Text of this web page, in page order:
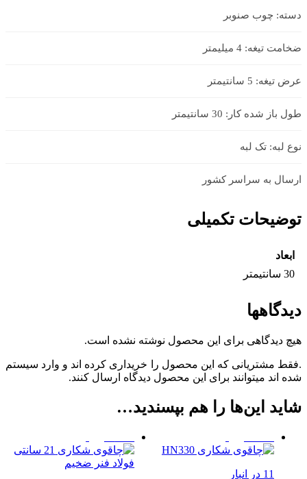
دسته: چوب صنوبر
ضخامت تیغه: 4 میلیمتر
عرض تیغه: 5 سانتیمتر
طول باز شده کار: 30 سانتیمتر
نوع لبه: تک لبه
ارسال به سراسر کشور
توضیحات تکمیلی
ابعاد
30 سانتیمتر
دیدگاهها
هیچ دیدگاهی برای این محصول نوشته نشده است.
.فقط مشتریانی که این محصول را خریداری کرده اند و وارد سیستم
شده اند میتوانند برای این محصول دیدگاه ارسال کنند.
شاید این‌ها را هم بپسندید…
11 در انبار